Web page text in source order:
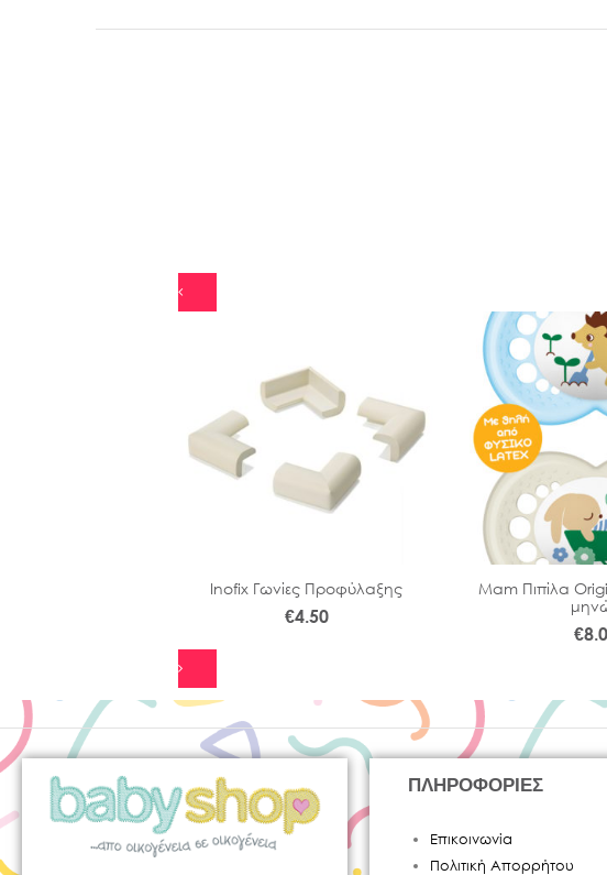
Inofix Γωνίες Προφύλαξης
€4.50
Μam Πιπίλα
€
ΠΛΗΡΟΦΟΡΙΕΣ
Επικοινωνία
Πολιτική Απορρήτου